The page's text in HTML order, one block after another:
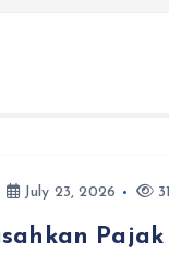
July 23, 2026